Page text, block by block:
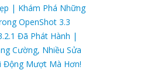
| Khám Phá Những
OpenShot 3.3
Đã Phát Hành |
Cường, Nhiều Sửa
Động Mượt Mà Hơn!